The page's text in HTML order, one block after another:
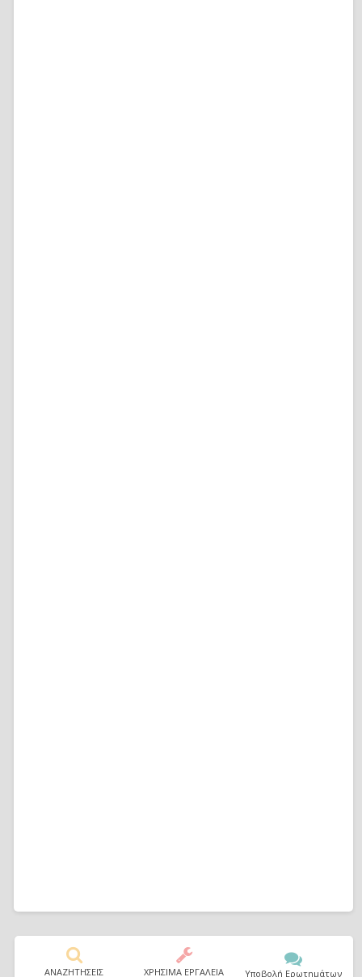
ΑΝΑΖΗΤΗΣΕΙΣ ΧΡΗΣΙΜΑ ΕΡΓΑΛΕΙΑ Υποβολή Ερωτημάτων